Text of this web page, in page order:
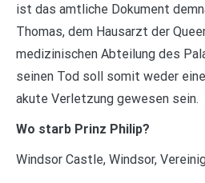
ist das amtliche Dokument
Thomas, dem Hausarzt der
medizinischen Abteilung des
seinen Tod soll somit weder
akute Verletzung gewesen sein.
Wo starb Prinz Philip?
Windsor Castle, Windsor,